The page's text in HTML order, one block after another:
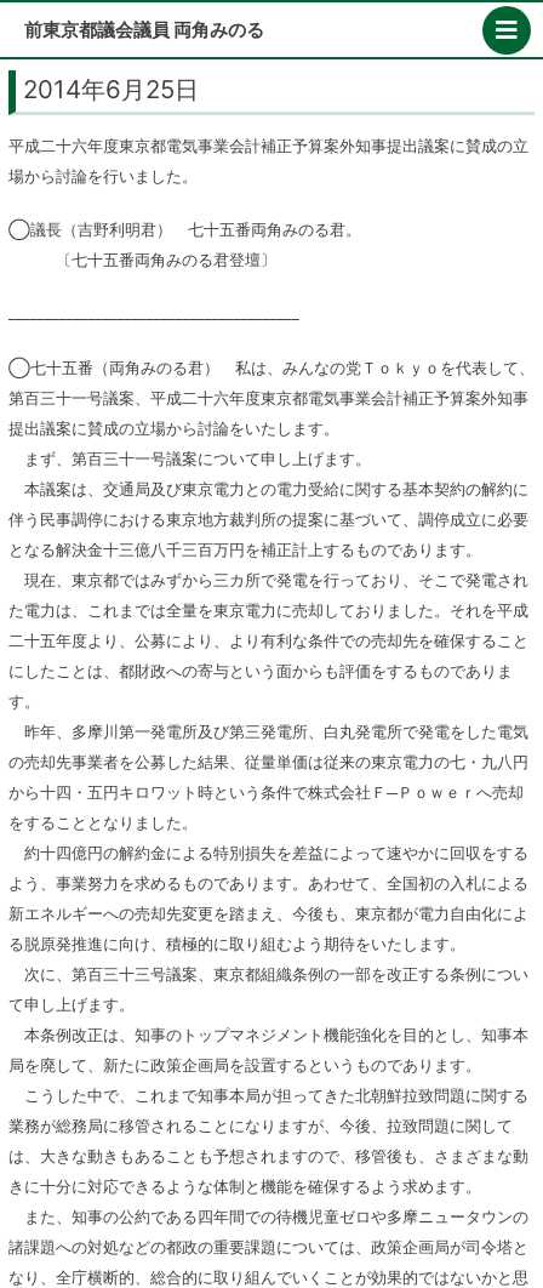
content
前東京都議会議員 両角みのる
2014年6月25日
平成二十六年度東京都電気事業会計補正予算案外知事提出議案に賛成の立
場から討論を行いました。
◯議長（吉野利明君） 七十五番両角みのる君。
〔七十五番両角みのる君登壇〕
◯七十五番（両角みのる君） 私は、みんなの党Ｔｏｋｙｏを代表して、
第百三十一号議案、平成二十六年度東京都電気事業会計補正予算案外知事
提出議案に賛成の立場から討論をいたします。
まず、第百三十一号議案について申し上げます。
本議案は、交通局及び東京電力との電力受給に関する基本契約の解約に
伴う民事調停における東京地方裁判所の提案に基づいて、調停成立に必要
となる解決金十三億八千三百万円を補正計上するものであります。
現在、東京都ではみずから三カ所で発電を行っており、そこで発電され
た電力は、これまでは全量を東京電力に売却しておりました。それを平成
二十五年度より、公募により、より有利な条件での売却先を確保すること
にしたことは、都財政への寄与という面からも評価をするものでありま
す。
昨年、多摩川第一発電所及び第三発電所、白丸発電所で発電をした電気
の売却先事業者を公募した結果、従量単価は従来の東京電力の七・九八円
から十四・五円キロワット時という条件で株式会社Ｆ─Ｐｏｗｅｒへ売却
をすることとなりました。
約十四億円の解約金による特別損失を差益によって速やかに回収をする
よう、事業努力を求めるものであります。あわせて、全国初の入札による
新エネルギーへの売却先変更を踏まえ、今後も、東京都が電力自由化によ
る脱原発推進に向け、積極的に取り組むよう期待をいたします。
次に、第百三十三号議案、東京都組織条例の一部を改正する条例につい
て申し上げます。
本条例改正は、知事のトップマネジメント機能強化を目的とし、知事本
局を廃して、新たに政策企画局を設置するというものであります。
こうした中で、これまで知事本局が担ってきた北朝鮮拉致問題に関する
業務が総務局に移管されることになりますが、今後、拉致問題に関して
は、大きな動きもあることも予想されますので、移管後も、さまざまな動
きに十分に対応できるような体制と機能を確保するよう求めます。
また、知事の公約である四年間での待機児童ゼロや多摩ニュータウンの
諸課題への対処などの都政の重要課題については、政策企画局が司令塔と
なり、全庁横断的、総合的に取り組んでいくことが効果的ではないかと思